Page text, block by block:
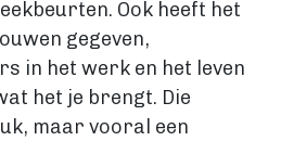
Ook heeft het
gegeven,
in het werk en het leven
het je brengt. Die
maar vooral een